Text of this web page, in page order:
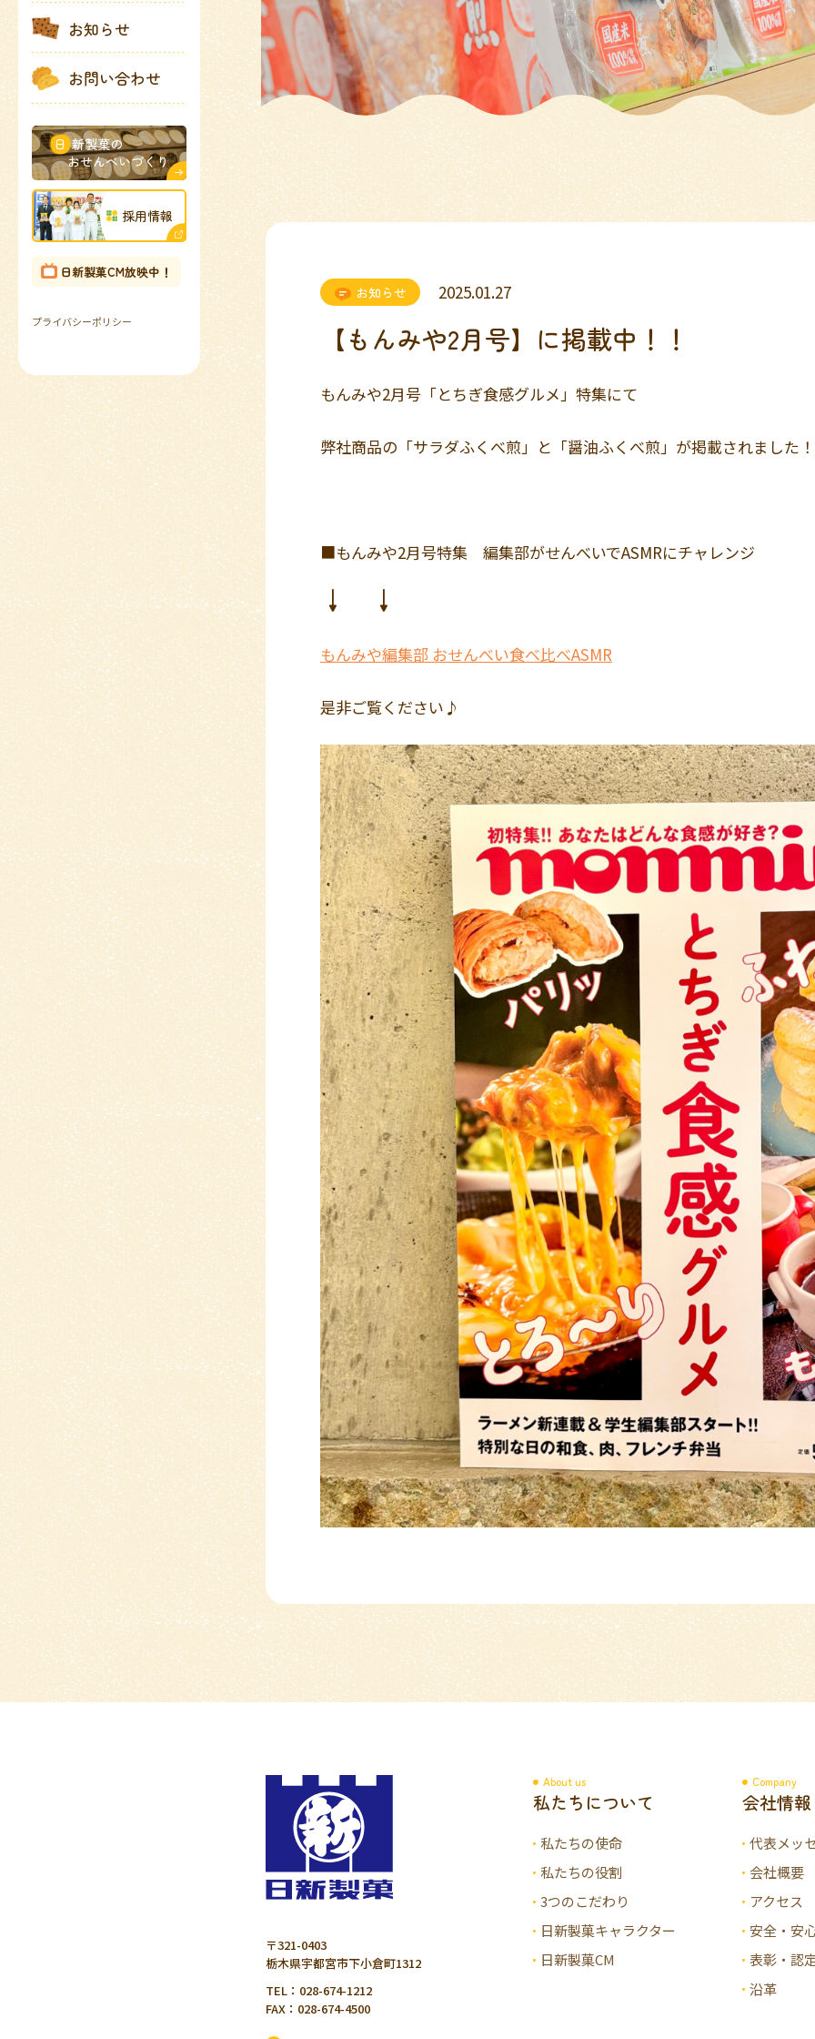
お知らせ
お問い合わせ
日 新製菓の
おせんべいづくり
採用情報
日新製菓CM放映中！
プライバシーポリシー
お知らせ 2025.01.27
【もんみや2月号】に掲載中！！
もんみや2月号「とちぎ食感グルメ」特集にて
弊社商品の「サラダふくべ煎」と「醤油ふくべ煎」が掲載されました
■もんみや2月号特集 編集部がせんべいでASMRにチャレンジ
↓ ↓
もんみや編集部 おせんべい食べ比べASMR
是非ご覧ください♪
〒321-0403
栃木県宇都宮市下小倉町1312
TEL：028-674-1212
FAX：028-674-4500
About us
私たちについて
私たちの使命
私たちの役割
3つのこだわり
日新製菓キャラクター
日新製菓CM
Company
会社情報
代表メッ
会社概要
アクセス
安全・安
表彰・認
沿革